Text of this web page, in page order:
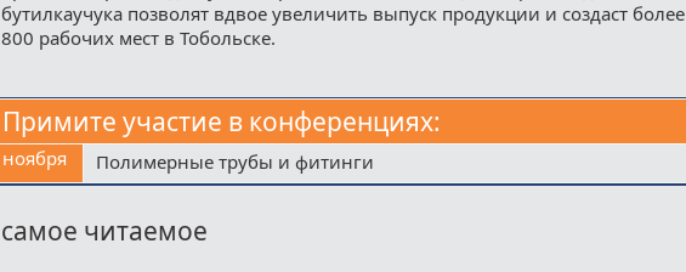
бутилкаучука позволят вдвое увеличить выпуск продукции и создаст более
800 рабочих мест в Тобольске.
Примите участие в конференциях:
ноября Полимерные трубы и фитинги
самое читаемое